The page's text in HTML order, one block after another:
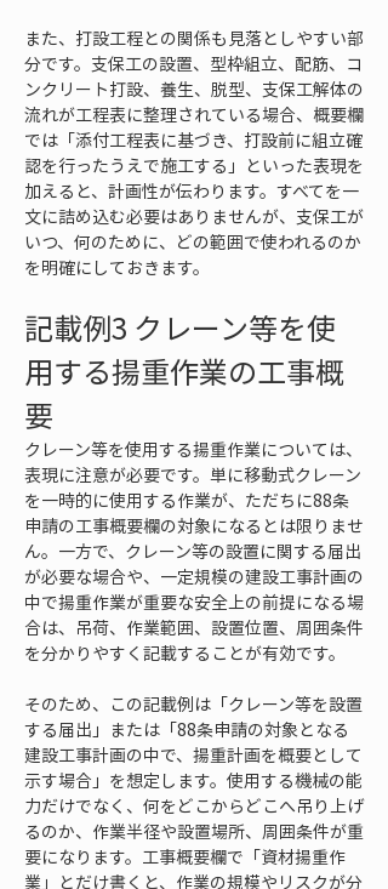
また、打設工程との関係も見落としやすい部
分です。支保工の設置、型枠組立、配筋、コ
ンクリート打設、養生、脱型、支保工解体の
流れが工程表に整理されている場合、概要欄
では「添付工程表に基づき、打設前に組立確
認を行ったうえで施工する」といった表現を
加えると、計画性が伝わります。すべてを一
文に詰め込む必要はありませんが、支保工が
いつ、何のために、どの範囲で使われるのか
を明確にしておきます。
記載例3 クレーン等を使
用する揚重作業の工事概
要
クレーン等を使用する揚重作業については、
表現に注意が必要です。単に移動式クレーン
を一時的に使用する作業が、ただちに88条
申請の工事概要欄の対象になるとは限りませ
ん。一方で、クレーン等の設置に関する届出
が必要な場合や、一定規模の建設工事計画の
中で揚重作業が重要な安全上の前提になる場
合は、吊荷、作業範囲、設置位置、周囲条件
を分かりやすく記載することが有効です。
そのため、この記載例は「クレーン等を設置
する届出」または「88条申請の対象となる
建設工事計画の中で、揚重計画を概要として
示す場合」を想定します。使用する機械の能
力だけでなく、何をどこからどこへ吊り上げ
るのか、作業半径や設置場所、周囲条件が重
要になります。工事概要欄で「資材揚重作
業」とだけ書くと、作業の規模やリスクが分